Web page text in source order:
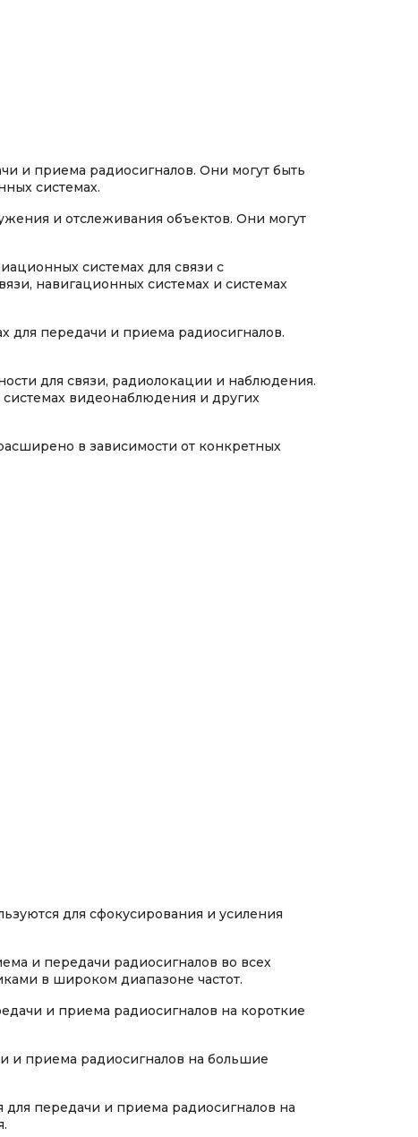
и приема радиосигналов. Они могут быть
системах.
и отслеживания объектов. Они могут
системах для связи с
навигационных системах и системах
для передачи и приема радиосигналов.
для связи, радиолокации и наблюдения.
видеонаблюдения и других
в зависимости от конкретных
для сфокусирования и усиления
и передачи радиосигналов во всех
в широком диапазоне частот.
и приема радиосигналов на короткие
и приема радиосигналов на большие
передачи и приема радиосигналов на